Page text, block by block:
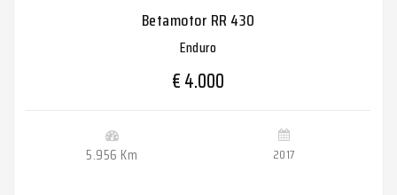
Betamotor RR 430
Enduro
€ 4.000
5.956 Km 2017